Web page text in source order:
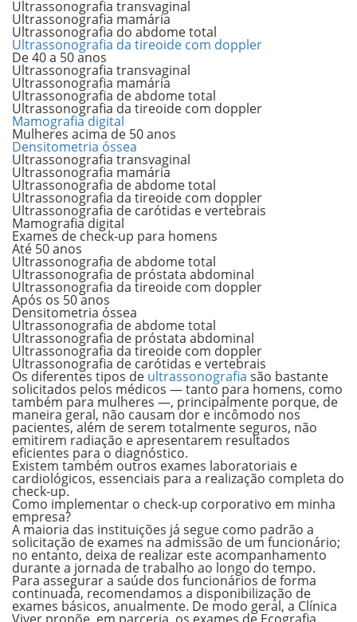
Ultrassonografia transvaginal
Ultrassonografia mamária
Ultrassonografia do abdome total
Ultrassonografia da tireoide com doppler
De 40 a 50 anos
Ultrassonografia transvaginal
Ultrassonografia mamária
Ultrassonografia de abdome total
Ultrassonografia da tireoide com doppler
Mamografia digital
Mulheres acima de 50 anos
Densitometria óssea
Ultrassonografia transvaginal
Ultrassonografia mamária
Ultrassonografia de abdome total
Ultrassonografia da tireoide com doppler
Ultrassonografia de carótidas e vertebrais
Mamografia digital
Exames de check-up para homens
Até 50 anos
Ultrassonografia de abdome total
Ultrassonografia de próstata abdominal
Ultrassonografia da tireoide com doppler
Após os 50 anos
Densitometria óssea
Ultrassonografia de abdome total
Ultrassonografia de próstata abdominal
Ultrassonografia da tireoide com doppler
Ultrassonografia de carótidas e vertebrais
Os diferentes tipos de ultrassonografia são bastante
solicitados pelos médicos — tanto para homens, como
também para mulheres —, principalmente porque, de
maneira geral, não causam dor e incômodo nos
pacientes, além de serem totalmente seguros, não
emitirem radiação e apresentarem resultados
eficientes para o diagnóstico.
Existem também outros exames laboratoriais e
cardiológicos, essenciais para a realização completa do
check-up.
Como implementar o check-up corporativo em minha
empresa?
A maioria das instituições já segue como padrão a
solicitação de exames na admissão de um funcionário;
no entanto, deixa de realizar este acompanhamento
durante a jornada de trabalho ao longo do tempo.
Para assegurar a saúde dos funcionários de forma
continuada, recomendamos a disponibilização de
exames básicos, anualmente. De modo geral, a Clínica